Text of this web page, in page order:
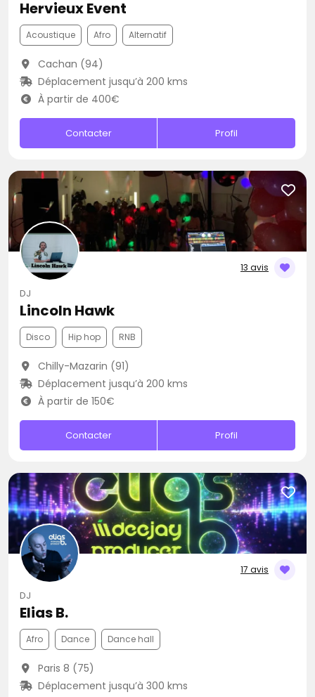
Hervieux Event
Acoustique Afro Alternatif
Cachan (94)
Déplacement jusqu’à 200 kms
À partir de 400€
Contacter Profil
13 avis
DJ
Lincoln Hawk
Disco Hip hop RNB
Chilly-Mazarin (91)
Déplacement jusqu’à 200 kms
À partir de 150€
Contacter Profil
17 avis
DJ
Elias B.
Afro Dance Dance hall
Paris 8 (75)
Déplacement jusqu’à 300 kms